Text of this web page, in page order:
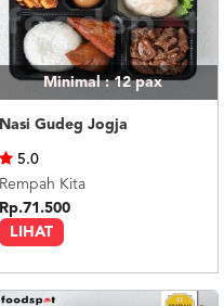
Minimal : 12pax
Nasi Gudeg Jogja
LIHAT
5.0
Rempah Kita
Rp.71.500